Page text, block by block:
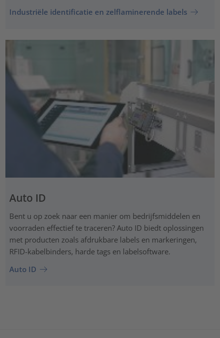
Industriële identificatie en zelflaminerende labels
Auto ID
Bent u op zoek naar een manier om bedrijfsmiddelen en
voorraden effectief te traceren? Auto ID biedt oplossingen
met producten zoals afdrukbare labels en markeringen,
RFID-kabelbinders, harde tags en labelsoftware.
Auto ID